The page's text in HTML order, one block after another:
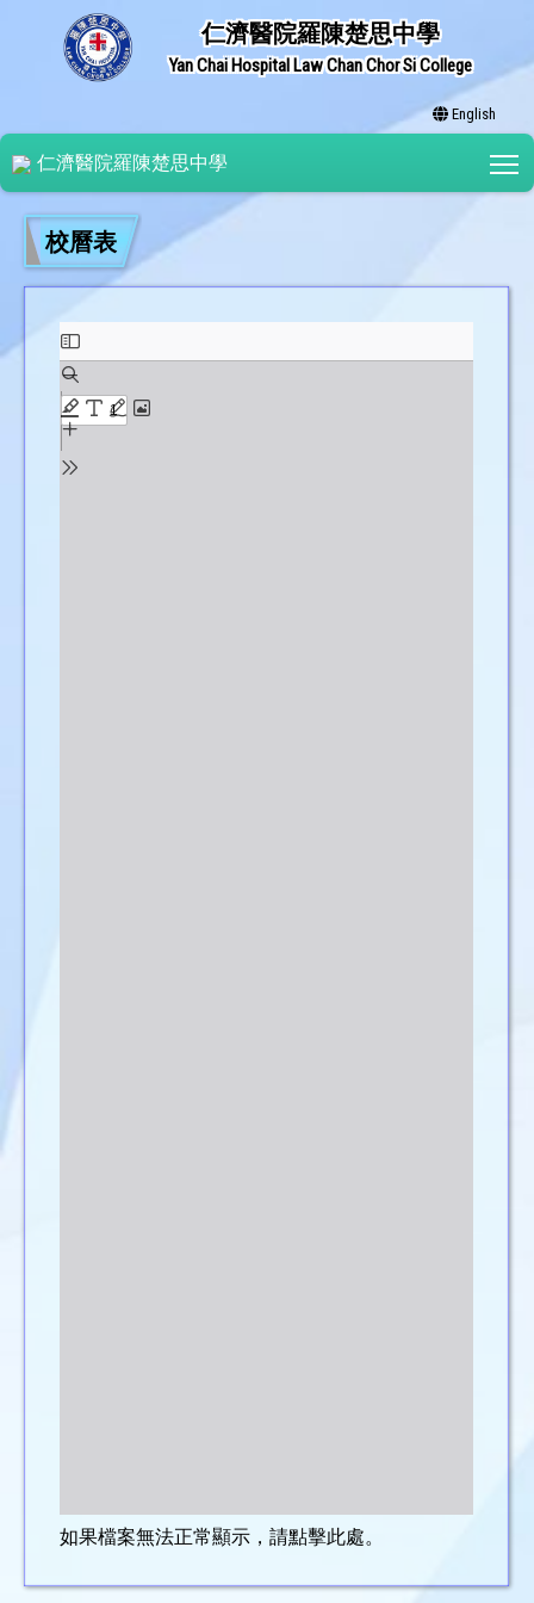
仁濟醫院羅陳楚思中學
Yan Chai Hospital Law Chan Chor Si College
English
仁濟醫院羅陳楚思中學
校曆表
如果檔案無法正常顯示，請點擊此處。